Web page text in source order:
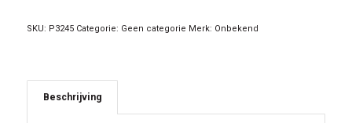
SKU: P3245 Categorie: Geen categorie Merk: Onbekend
Beschrijving